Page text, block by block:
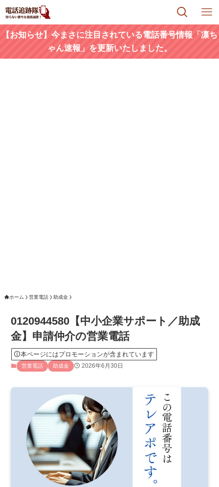
【お知らせ】今まさに注目されている電話番号情報「凛ち
ゃん速報」を更新いたしました。
ホーム 営業電話 助成金
0120944580【中小企業サポート／助成
金】申請仲介の営業電話
本ページにはプロモーションが含まれています
営業電話 助成金 2026年6月30日